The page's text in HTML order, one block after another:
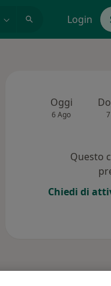
Login
Oggi
6 Ago
Questo
Chiedi di